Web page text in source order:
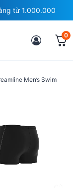
từ 1.000.000
0
Men’s Swim